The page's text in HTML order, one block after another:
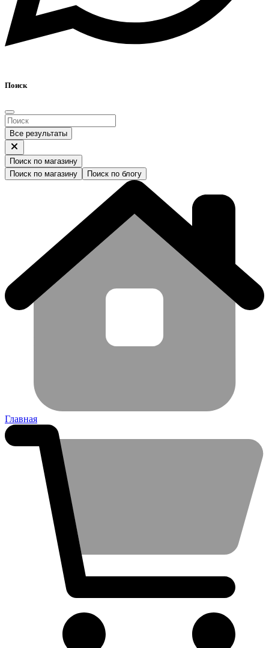
Поиск
Все результаты
Поиск по магазину
Поиск по магазину
Поиск по блогу
Главная